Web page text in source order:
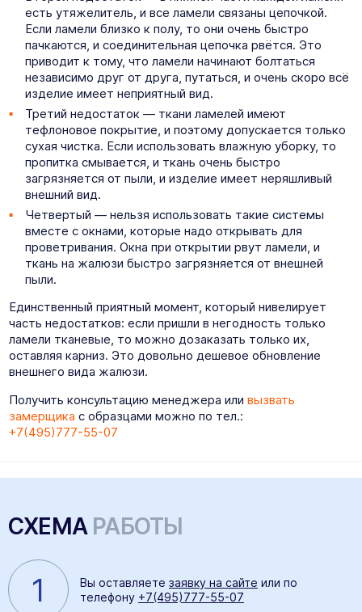
есть утяжелитель, и все ламели связаны цепочкой.
Если ламели близко к полу, то они очень быстро
пачкаются, и соединительная цепочка рвётся. Это
приводит к тому, что ламели начинают болтаться
независимо друг от друга, путаться, и очень скоро всё
изделие имеет неприятный вид.
Третий недостаток — ткани ламелей имеют
тефлоновое покрытие, и поэтому допускается только
сухая чистка. Если использовать влажную уборку, то
пропитка смывается, и ткань очень быстро
загрязняется от пыли, и изделие имеет неряшливый
внешний вид.
Четвертый — нельзя использовать такие системы
вместе с окнами, которые надо открывать для
проветривания. Окна при открытии рвут ламели, и
ткань на жалюзи быстро загрязняется от внешней
пыли.
Единственный приятный момент, который нивелирует
часть недостатков: если пришли в негодность только
ламели тканевые, то можно дозаказать только их,
оставляя карниз. Это довольно дешевое обновление
внешнего вида жалюзи.
Получить консультацию менеджера или вызвать
замерщика с образцами можно по тел.:
+7(495)777-55-07
СХЕМАРАБОТЫ
1 Вы оставляете заявку на сайте или по
телефону +7(495)777-55-07